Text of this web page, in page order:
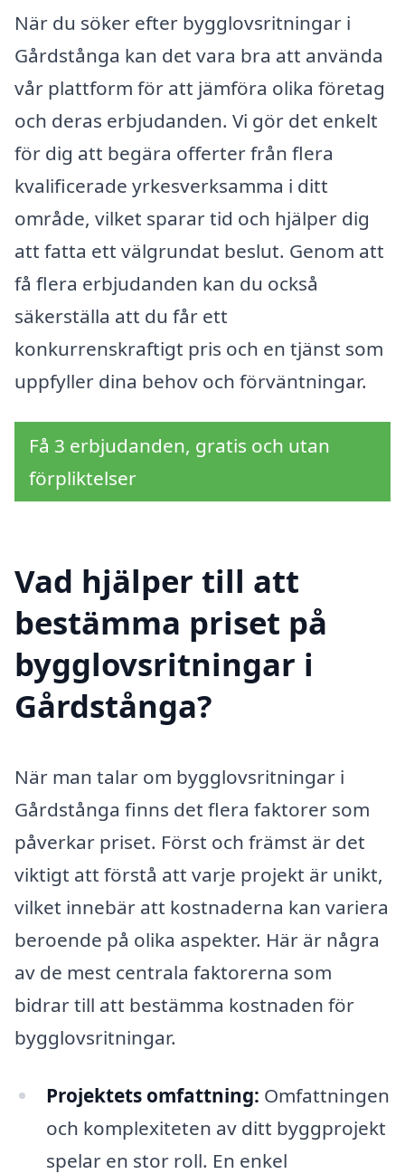
När du söker efter bygglovsritningar i
Gårdstånga kan det vara bra att använda
vår plattform för att jämföra olika företag
och deras erbjudanden. Vi gör det enkelt
för dig att begära offerter från flera
kvalificerade yrkesverksamma i ditt
område, vilket sparar tid och hjälper dig
att fatta ett välgrundat beslut. Genom att
få flera erbjudanden kan du också
säkerställa att du får ett
konkurrenskraftigt pris och en tjänst som
uppfyller dina behov och förväntningar.
Få 3 erbjudanden, gratis och utan
förpliktelser
Vad hjälper till att
bestämma priset på
bygglovsritningar i
Gårdstånga?
När man talar om bygglovsritningar i
Gårdstånga finns det flera faktorer som
påverkar priset. Först och främst är det
viktigt att förstå att varje projekt är unikt,
vilket innebär att kostnaderna kan variera
beroende på olika aspekter. Här är några
av de mest centrala faktorerna som
bidrar till att bestämma kostnaden för
bygglovsritningar.
Projektets omfattning: Omfattningen
och komplexiteten av ditt byggprojekt
spelar en stor roll. En enkel